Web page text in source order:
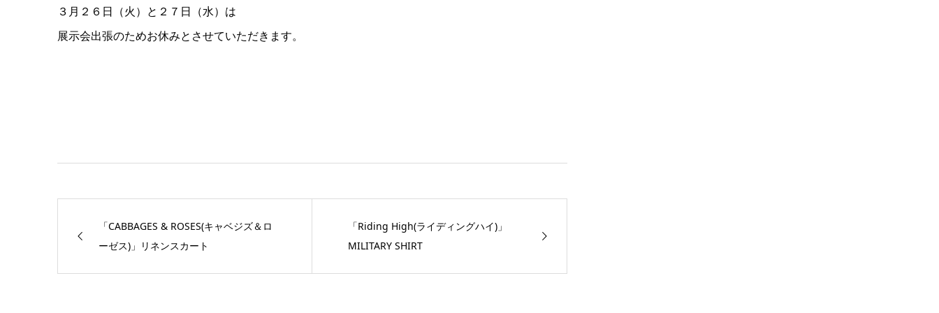
３月２６日（火）と２７日（水）は
展示会出張のためお休みとさせていただきます。
「CABBAGES & ROSES(キャベジズ＆ロ
ーゼス)」リネンスカート
「Riding High(ライディングハイ)」
MILITARY SHIRT